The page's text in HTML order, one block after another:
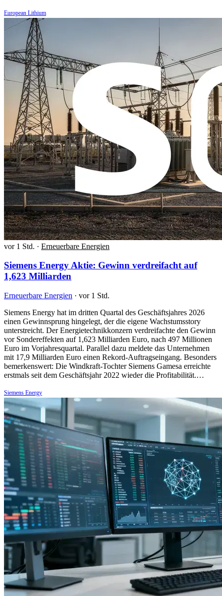
European Lithium
vor 1 Std. · Erneuerbare Energien
Siemens Energy Aktie: Gewinn verdreifacht auf
1,623 Milliarden
Erneuerbare Energien · vor 1 Std.
Siemens Energy hat im dritten Quartal des Geschäftsjahres 2026
einen Gewinnsprung hingelegt, der die eigene Wachstumsstory
unterstreicht. Der Energietechnikkonzern verdreifachte den Gewinn
vor Sondereffekten auf 1,623 Milliarden Euro, nach 497 Millionen
Euro im Vorjahresquartal. Parallel dazu meldete das Unternehmen
mit 17,9 Milliarden Euro einen Rekord-Auftragseingang. Besonders
bemerkenswert: Die Windkraft-Tochter Siemens Gamesa erreichte
erstmals seit dem Geschäftsjahr 2022 wieder die Profitabilität.…
Siemens Energy